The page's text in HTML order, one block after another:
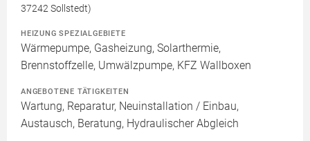
37242 Sollstedt)
HEIZUNG SPEZIALGEBIETE
Wärmepumpe, Gasheizung, Solarthermie,
Brennstoffzelle, Umwälzpumpe, KFZ Wallboxen
ANGEBOTENE TÄTIGKEITEN
Wartung, Reparatur, Neuinstallation / Einbau,
Austausch, Beratung, Hydraulischer Abgleich